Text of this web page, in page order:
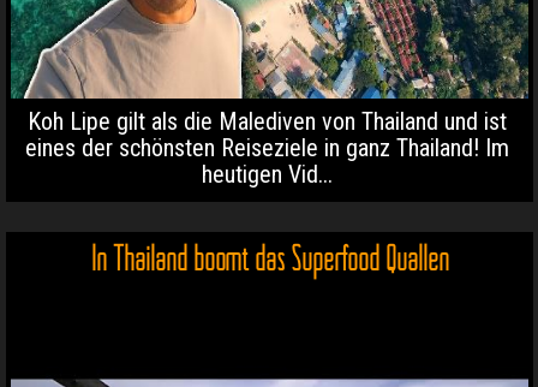
Koh Lipe gilt als die Malediven von Thailand und ist
eines der schönsten Reiseziele in ganz Thailand! Im
heutigen Vid...
In Thailand boomt das Superfood Quallen